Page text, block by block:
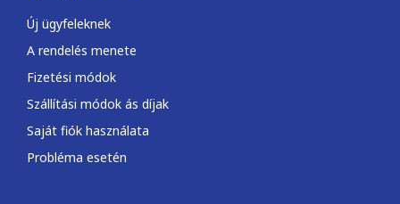
Új ügyfeleknek
A rendelés menete
Fizetési módok
Szállítási módok ás díjak
Saját fiók használata
Probléma esetén